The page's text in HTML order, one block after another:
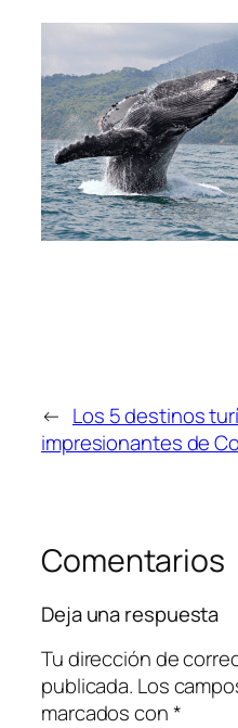
← Los 5 destinos
impresionantes de
Comentarios
Deja una respuesta
Tu dirección de
publicada. Los
marcados con*